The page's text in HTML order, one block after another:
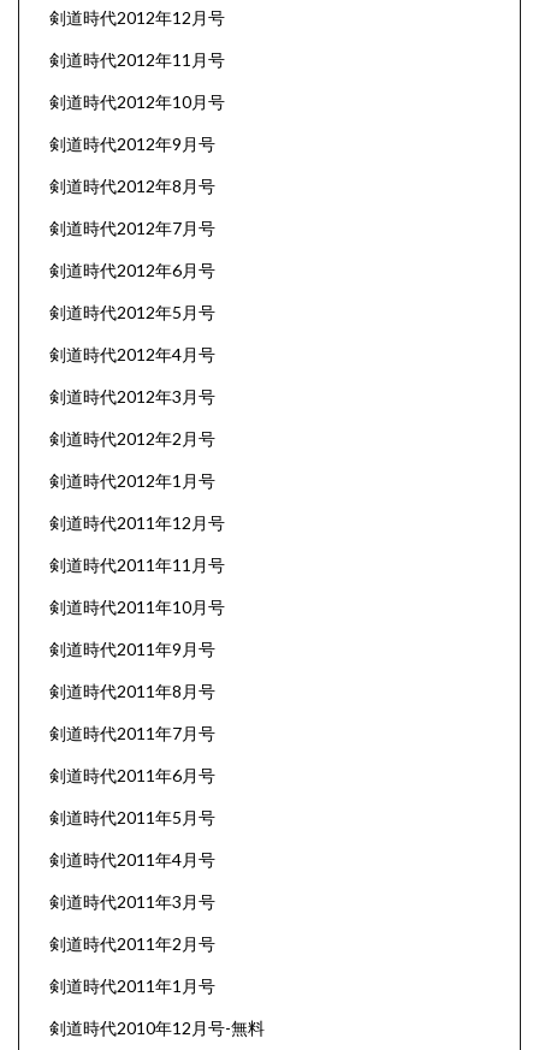
剣道時代2012年12月号
剣道時代2012年11月号
剣道時代2012年10月号
剣道時代2012年9月号
剣道時代2012年8月号
剣道時代2012年7月号
剣道時代2012年6月号
剣道時代2012年5月号
剣道時代2012年4月号
剣道時代2012年3月号
剣道時代2012年2月号
剣道時代2012年1月号
剣道時代2011年12月号
剣道時代2011年11月号
剣道時代2011年10月号
剣道時代2011年9月号
剣道時代2011年8月号
剣道時代2011年7月号
剣道時代2011年6月号
剣道時代2011年5月号
剣道時代2011年4月号
剣道時代2011年3月号
剣道時代2011年2月号
剣道時代2011年1月号
剣道時代2010年12月号-無料